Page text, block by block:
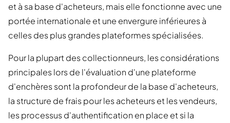
et à sa base d'acheteurs, mais elle fonctionne avec une
portée internationale et une envergure inférieures à
celles des plus grandes plateformes spécialisées.
Pour la plupart des collectionneurs, les considérations
principales lors de l'évaluation d'une plateforme
d'enchères sont la profondeur de la base d'acheteurs,
la structure de frais pour les acheteurs et les vendeurs,
les processus d'authentification en place et si la